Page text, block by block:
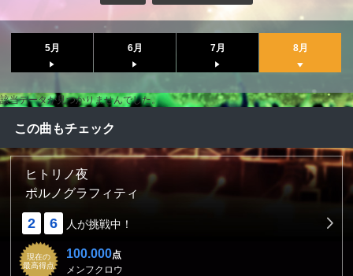
5月 6月 7月 8月
該当データが見つかりませんでした。
この曲もチェック
ヒトリノ夜
ポルノグラフィティ
2 6 人が挑戦中！
現在の
最高得点
100.000点
メンフクロウ